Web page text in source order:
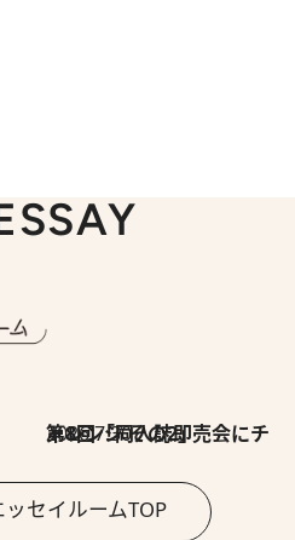
2026.7.30
第8回「同人誌即売会にチャレンジ その2」
セイルームTOP